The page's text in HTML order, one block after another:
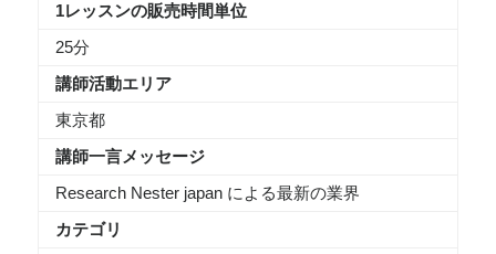
1レッスンの販売時間単位
25分
講師活動エリア
東京都
講師一言メッセージ
Research Nester japan による最新の業界
カテゴリ